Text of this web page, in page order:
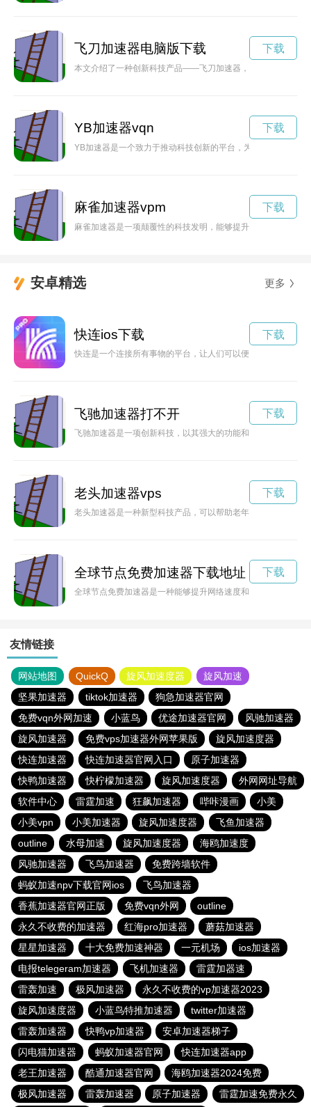
飞刀加速器电脑版下载
本文介绍了一种创新科技产品——飞刀加速器，该产品能够以惊
下载
YB加速器vqn
YB加速器是一个致力于推动科技创新的平台，为创业者和初创
下载
麻雀加速器vpm
麻雀加速器是一项颠覆性的科技发明，能够提升麻雀的飞行速
下载
安卓精选 更多
快连ios下载
快连是一个连接所有事物的平台，让人们可以便捷地获取信息
下载
飞驰加速器打不开
飞驰加速器是一项创新科技，以其强大的功能和卓越的性能，
下载
老头加速器vps
老头加速器是一种新型科技产品，可以帮助老年人提高行动速
下载
全球节点免费加速器下载地址
全球节点免费加速器是一种能够提升网络速度和稳定性的工具
下载
友情链接
网站地图 QuickQ 旋风加速度器
旋风加速
坚果加速器
tiktok加速器
狗急加速器官网
免费vqn外网加速
小蓝鸟 优途加速器官网
风驰加速器
旋风加速器
免费vps加速器外网苹果版
旋风加速度器
快连加速器
快连加速器官网入口
原子加速器
快鸭加速器
快柠檬加速器 旋风加速度器
外网网址导航
软件中心
雷霆加速 狂飙加速器 哔咔漫画
小美
小美vpn
小美加速器 旋风加速度器
飞鱼加速器
outline
水母加速 旋风加速度器
海鸥加速度
风驰加速器
飞鸟加速器
免费跨墙软件
蚂蚁加速npv下载官网ios
飞鸟加速器
香蕉加速器官网正版
免费vqn外网
outline
永久不收费的加速器
红海pro加速器
蘑菇加速器
星星加速器
十大免费加速神器 一元机场
ios加速器
电报telegeram加速器
飞机加速器
雷霆加器速
雷轰加速
极风加速器
永久不收费的vp加速器2023
旋风加速度器
小蓝鸟特推加速器
twitter加速器
雷轰加速器
快鸭vp加速器
安卓加速器梯子
闪电猫加速器
蚂蚁加速器官网
快连加速器app
老王加速器
酷通加速器官网
海鸥加速器2024免费
极风加速器
雷轰加速器 原子加速器 雷霆加速免费永久